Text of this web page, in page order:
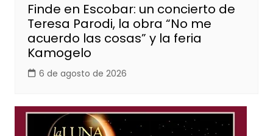
Finde en Escobar: un concierto de
Teresa Parodi, la obra “No me
acuerdo las cosas” y la feria
Kamogelo
6 de agosto de 2026